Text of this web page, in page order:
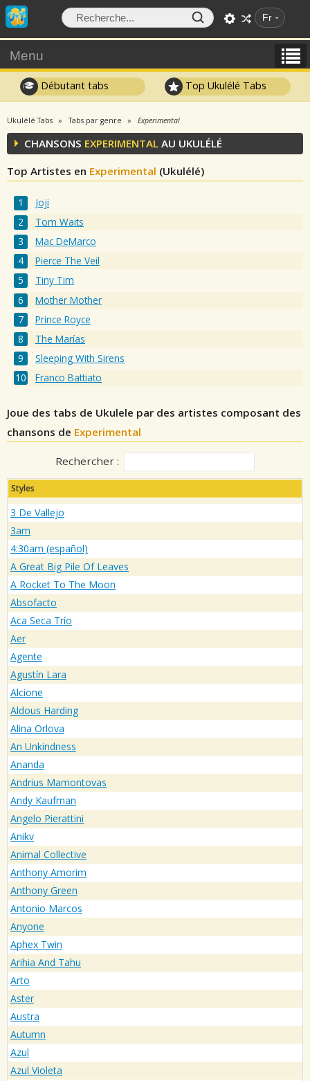
Fr
Menu
Débutant tabs Top Ukulélé Tabs
Ukulélé Tabs Tabs par genre Experimental
CHANSONS EXPERIMENTAL AU UKULÉLÉ
Top Artistes en Experimental (Ukulélé)
Joji
Tom Waits
Mac DeMarco
Pierce The Veil
Tiny Tim
Mother Mother
Prince Royce
The Marías
Sleeping With Sirens
Franco Battiato
Joue des tabs de Ukulele par des artistes composant des
chansons de Experimental
Rechercher :
Styles
3 De Vallejo
3am
4:30am (español)
A Great Big Pile Of Leaves
A Rocket To The Moon
Absofacto
Aca Seca Trío
Aer
Agente
Agustín Lara
Alcione
Aldous Harding
Alina Orlova
An Unkindness
Ananda
Andrius Mamontovas
Andy Kaufman
Angelo Pierattini
Anikv
Animal Collective
Anthony Amorim
Anthony Green
Antonio Marcos
Anyone
Aphex Twin
Arihia And Tahu
Arto
Aster
Austra
Autumn
Azul
Azul Violeta